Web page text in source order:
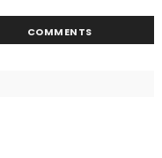
COMMENTS